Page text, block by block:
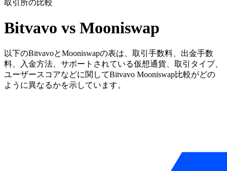
取引所の比較
Bitvavo vs Mooniswap
以下のBitvavoとMooniswapの表は、取引手数料、出金手数
料、入金方法、サポートされている仮想通貨、取引タイプ、
ユーザースコアなどに関してBitvavo Mooniswap比較がどの
ように異なるかを示しています。